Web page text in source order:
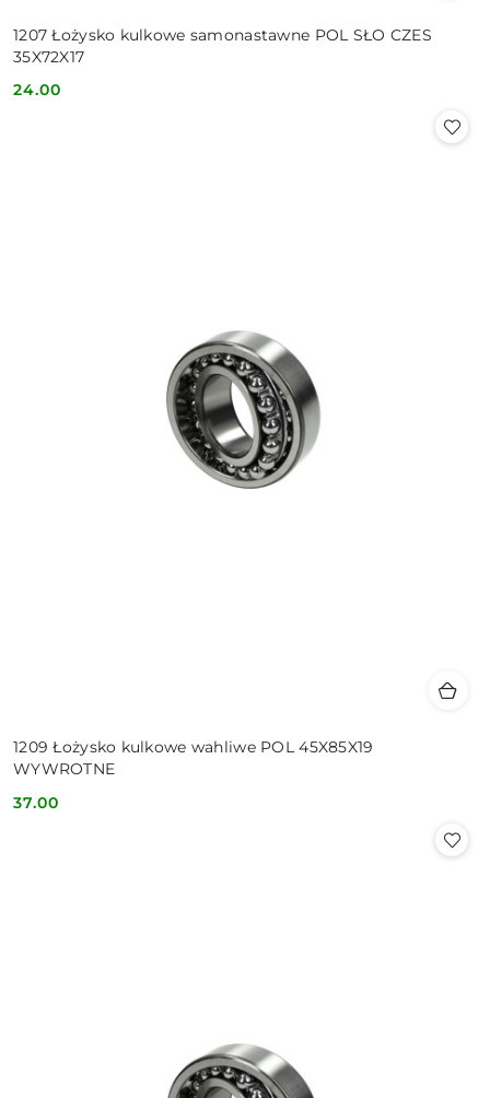
1207 Łożysko kulkowe samonastawne POL SŁO CZES
35X72X17
Cena:
24.00
1209 Łożysko kulkowe wahliwe POL 45X85X19
WYWROTNE
Cena:
37.00